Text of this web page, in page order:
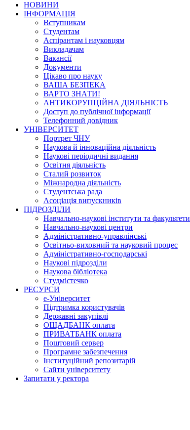
НОВИНИ
ІНФОРМАЦІЯ
Вступникам
Студентам
Аспірантам і науковцям
Викладачам
Вакансії
Документи
Цікаво про науку
ВАША БЕЗПЕКА
ВАРТО ЗНАТИ!
АНТИКОРУПЦІЙНА ДІЯЛЬНІСТЬ
Доступ до публічної інформації
Телефонний довідник
УНІВЕРСИТЕТ
Портрет ЧНУ
Наукова й інноваційна діяльність
Наукові періодичні видання
Освітня діяльність
Сталий розвиток
Міжнародна діяльність
Студентська рада
Асоціація випускників
ПІДРОЗДІЛИ
Навчально-наукові інститути та факультети
Навчально-наукові центри
Адміністративно-управлінські
Освітньо-виховний та науковий процес
Адміністративно-господарські
Наукові підрозділи
Наукова бібліотека
Студмістечко
РЕСУРСИ
е-Університет
Підтримка користувачів
Державні закупівлі
ОЩАДБАНК оплата
ПРИВАТБАНК оплата
Поштовий сервер
Програмне забезпечення
Інституційний репозитарій
Сайти університету
Запитати у ректора